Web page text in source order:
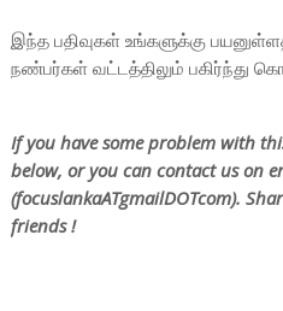
இந்த பதிவுகள் உங்களுக்கு
நண்பர்கள் வட்டத்திலும் பகிர்ந்து
If you have some problem with
below, or you can contact us on
(focuslankaATgmailDOTcom).
friends !